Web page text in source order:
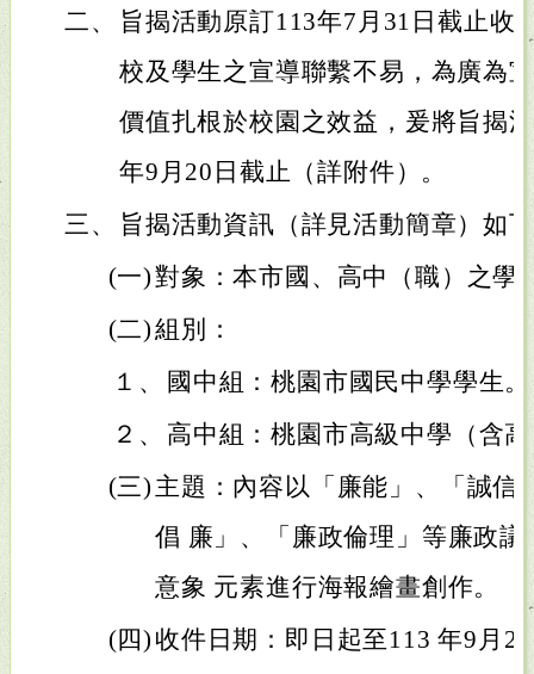
二、
旨揭活動原訂113年7月31日截止收
校及學生之宣導聯繫不易，為廣為
價值扎根於校園之效益，爰將旨揭
年9月20日截止（詳附件）。
三、
旨揭活動資訊（詳見活動簡章）如
(一)對象：本市國、高中（職）之學
(二)組別：
１、
國中組：桃園市國民中學學生。
２、
高中組：桃園市高級中學（含
(三) 主題：內容以「廉能」、「誠信
倡 廉」、「廉政倫理」等廉政
意象 元素進行海報繪畫創作。
(四) 收件日期：即日起至113 年9月